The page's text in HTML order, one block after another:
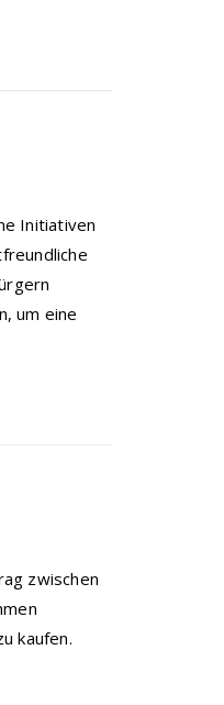
Initiativen
um eine
zwischen
kaufen.